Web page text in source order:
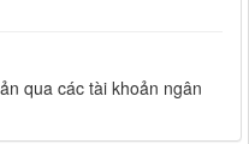
qua các tài khoản ngân